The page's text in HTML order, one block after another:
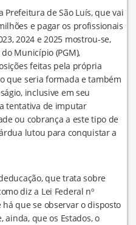
Prefeitura de São Luís, que vai
e pagar os profissionais
2024 e 2025 mostrou-se,
Município (PGM),
feitas pela própria
que seria formada e também
inclusive em seu
tentativa de imputar
ou cobrança a este tipo de
lutou para conquistar a
que trata sobre
diz a Lei Federal nº
há que se observar o disposto
ainda, que os Estados, o